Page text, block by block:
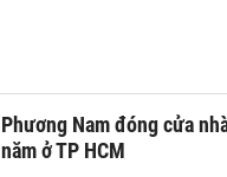
Phương Nam đóng cửa
năm ở TP HCM